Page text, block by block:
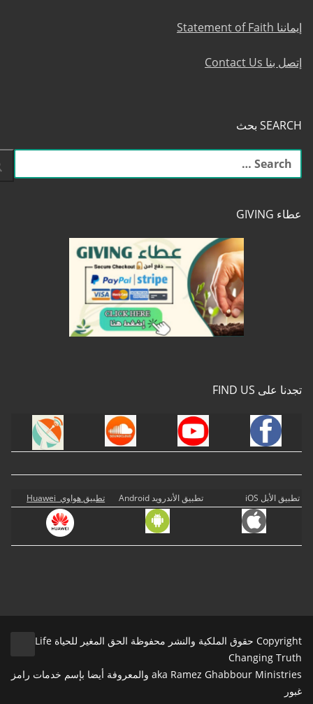
إيماننا Statement of Faith
إتصل بنا Contact Us
SEARCH بحث
البحث
عن:
عطاء GIVING
تجدنا على FIND US
تطبيق الأبل iOS تطبيق الأندرويد Android تطبيق هواوي Huawei
Copyright حقوق الملكية والنشر محفوظة الحق المغير للحياة Life
Changing Truth
aka Ramez Ghabbour Ministries والمعروفة أيضا بإسم خدمات رامز
غبور